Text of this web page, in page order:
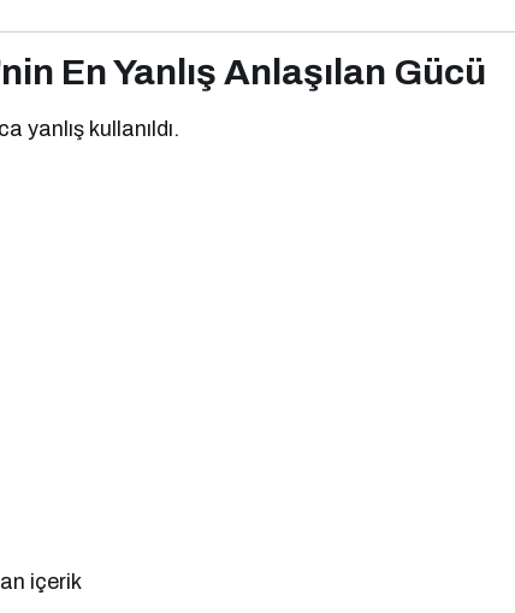
En Yanlış Anlaşılan Gücü
yanlış kullanıldı.
içerik